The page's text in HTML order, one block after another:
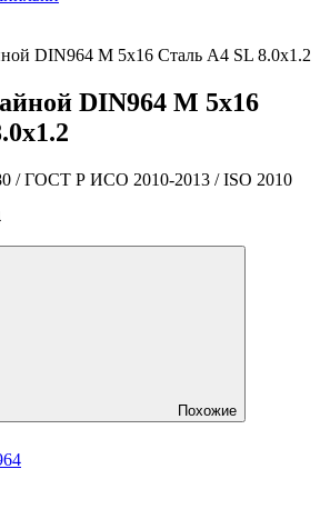
DIN964 М 5х16 Сталь A4 SL 8.0х1.2
DIN964 М 5х16
/ ГОСТ Р ИСО 2010-2013 / ISO 2010
Похожие